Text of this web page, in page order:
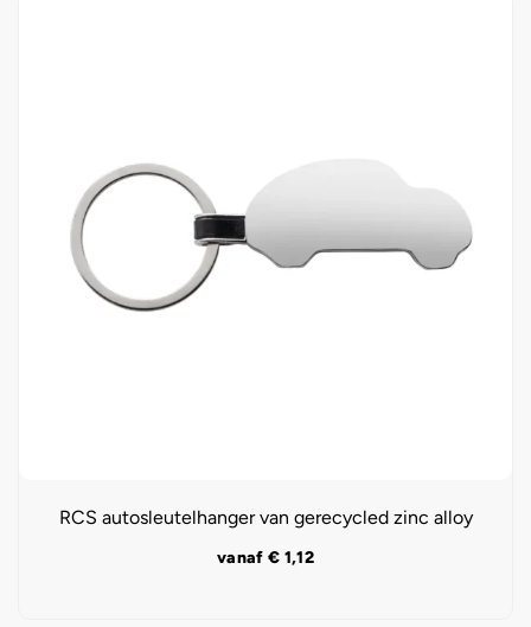
RCS autosleutelhanger van gerecycled zinc alloy
vanaf € 1,12